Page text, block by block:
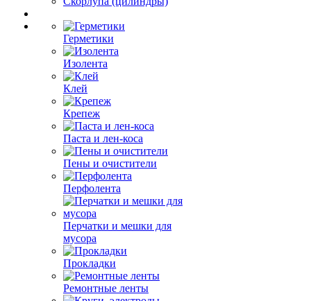
Герметики
Изолента
Клей
Крепеж
Паста и лен-коса
Пены и очистители
Перфолента
Перчатки и мешки для
мусора
Прокладки
Ремонтные ленты